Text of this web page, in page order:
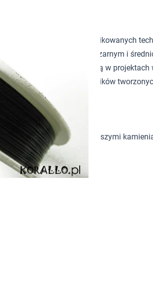
i naszyjniki bez skomplikowanych
Wariant w kolorze czarnym i
Najlepiej wykorzystać ją w
do bransoletek i naszyjników
większymi koralikami, cięższymi
pereł i półfabrykatów.
do biżuterii.